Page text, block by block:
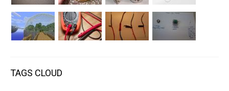
TAGS CLOUD